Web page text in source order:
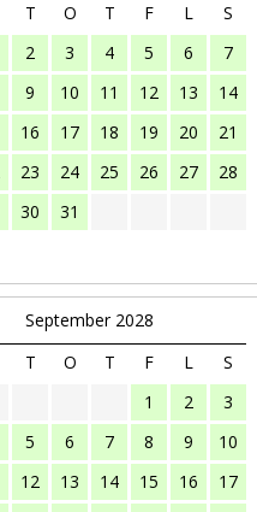
T O T F L
S
2 3 4 5 6
7
9 10 11 12 13
14
16 17 18 19 20
21
23 24 25 26 27
28
30 31
September 2028
T O T F L
S
1 2
3
5 6 7 8 9
10
12 13 14 15 16
17